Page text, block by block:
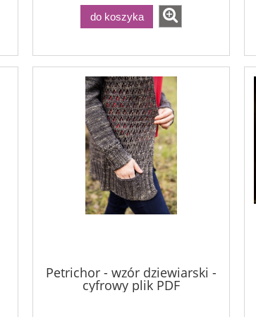
do koszyka
Petrichor - wzór dziewiarski -
cyfrowy plik PDF